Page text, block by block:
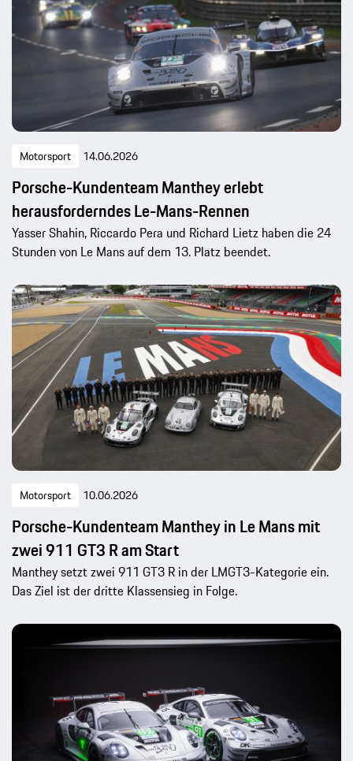
Motorsport 14.06.2026
Porsche-Kundenteam Manthey erlebt
herausforderndes Le-Mans-Rennen
Yasser Shahin, Riccardo Pera und Richard Lietz haben die 24
Stunden von Le Mans auf dem 13. Platz beendet.
Motorsport 10.06.2026
Porsche-Kundenteam Manthey in Le Mans mit
zwei 911 GT3 R am Start
Manthey setzt zwei 911 GT3 R in der LMGT3-Kategorie ein.
Das Ziel ist der dritte Klassensieg in Folge.